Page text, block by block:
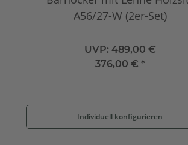
A56/27-W (2er-Set)
UVP: 489,00 €
376,00 € *
Individuell konfigurieren